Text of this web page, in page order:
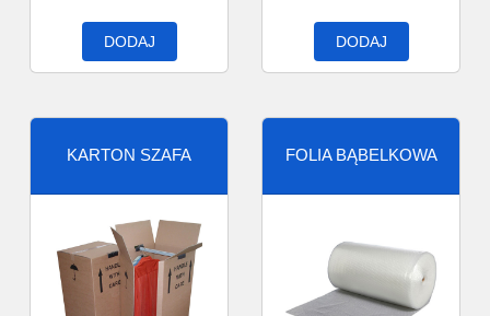
DODAJ DODAJ
KARTON SZAFA FOLIA BĄBELKOWA